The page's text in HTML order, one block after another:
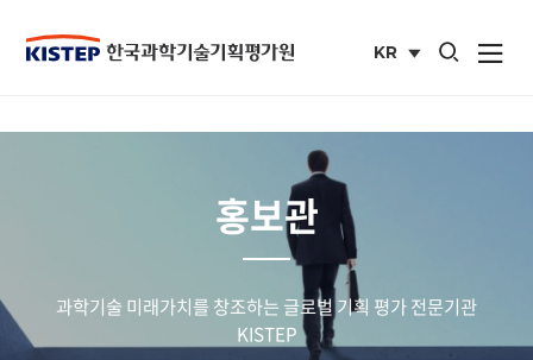
KR
통합검색 열기
사이트맵
홍보관
과학기술 미래가치를 창조하는 글로벌 기획 평가 전문기관
KISTEP